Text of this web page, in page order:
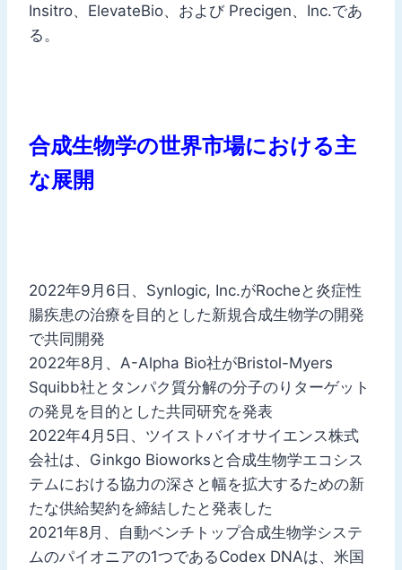
Insitro、ElevateBio、および Precigen、Inc.であ
る。
合成生物学の世界市場における主
な展開
2022年9月6日、Synlogic, Inc.がRocheと炎症性
腸疾患の治療を目的とした新規合成生物学の開発
で共同開発
2022年8月、A-Alpha Bio社がBristol-Myers
Squibb社とタンパク質分解の分子のりターゲット
の発見を目的とした共同研究を発表
2022年4月5日、ツイストバイオサイエンス株式
会社は、Ginkgo Bioworksと合成生物学エコシス
テムにおける協力の深さと幅を拡大するための新
たな供給契約を締結したと発表した
2021年8月、自動ベンチトップ合成生物学システ
ムのパイオニアの1つであるCodex DNAは、米国